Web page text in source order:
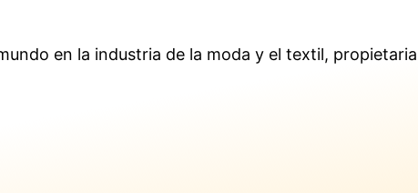
en la industria de la moda y el textil,